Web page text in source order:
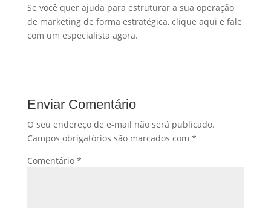
Se você quer ajuda para estruturar a sua operação
de marketing de forma estratégica, clique aqui e fale
com um especialista agora.
Enviar Comentário
O seu endereço de e-mail não será publicado.
Campos obrigatórios são marcados com *
Comentário *